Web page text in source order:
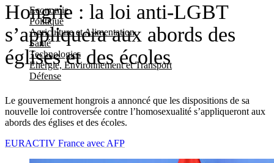
Economie
Politique
Agriculture et Alimentation
Santé
Technologies
Energie, Environnement et Transport
Défense
Hongrie : la loi anti-LGBT
s’appliquera aux abords des
églises et des écoles
Le gouvernement hongrois a annoncé que les dispositions de sa
nouvelle loi controversée contre l’homosexualité s’appliqueront aux
abords des églises et des écoles.
EURACTIV France avec AFP